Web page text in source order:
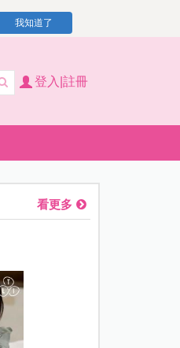
我知道了
登入|註冊
看更多